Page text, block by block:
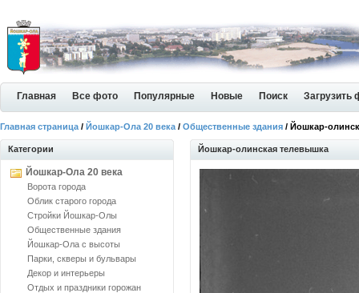
Главная Все фото Популярные Новые Поиск Загрузить
Главная страница / Йошкар-Ола 20 века / Общественные здания / Йошкар-
Категории
Йошкар-Ола 20 века
Ворота города
Облик старого города
Стройки Йошкар-Олы
Общественные здания
Йошкар-Ола с высоты
Парки, скверы и бульвары
Декор и интерьеры
Отдых и праздники горожан
Йошкар-олинская телевышка